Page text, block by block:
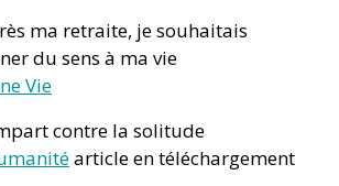
ma retraite, je souhaitais
du sens à ma vie
Vie
contre la solitude
article en téléchargement